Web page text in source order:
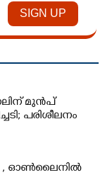
മുൻപ്
പരിശീലനം
, ഓൺലൈനിൽ